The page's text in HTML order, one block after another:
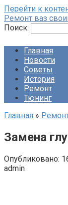
Перейти к
Ремонт ваз
Поиск:
Главная
Новости
Советы
История
Ремонт
Тюнинг
Главная »
Замена
Опубликовано:
admin